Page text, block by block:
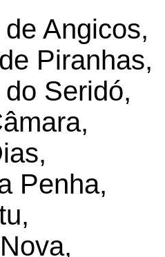
Angicos,
Piranhas,
Seridó,
Penha,